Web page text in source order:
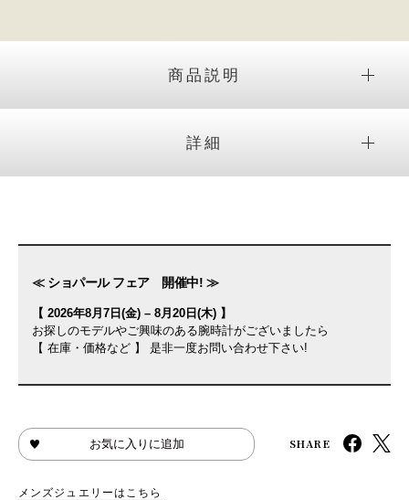
商品説明
詳細
≪ ショパール フェア 開催中! ≫
【 2026年8月7日(金) – 8月20日(木) 】
お探しのモデルやご興味のある腕時計がございましたら
【 在庫・価格など 】 是非一度お問い合わせ下さい!
お気に入りに追加 SHARE
メンズジュエリーはこちら